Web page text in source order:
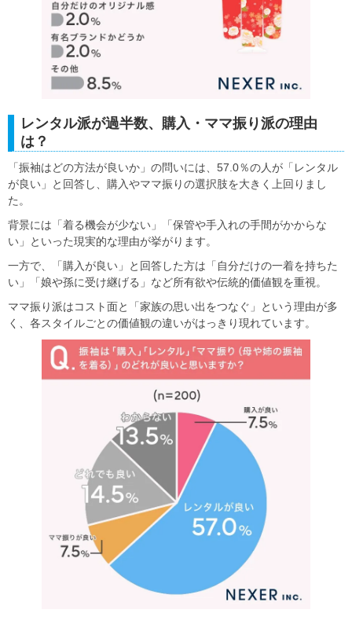
レンタル派が過半数、購入・ママ振り派の理由
は？
「振袖はどの方法が良いか」の問いには、57.0％の人が「レンタル
が良い」と回答し、購入やママ振りの選択肢を大きく上回りまし
た。
背景には「着る機会が少ない」「保管や手入れの手間がかからな
い」といった現実的な理由が挙がります。
一方で、「購入が良い」と回答した方は「自分だけの一着を持ちた
い」「娘や孫に受け継げる」など所有欲や伝統的価値観を重視。
ママ振り派はコスト面と「家族の思い出をつなぐ」という理由が多
く、各スタイルごとの価値観の違いがはっきり現れています。